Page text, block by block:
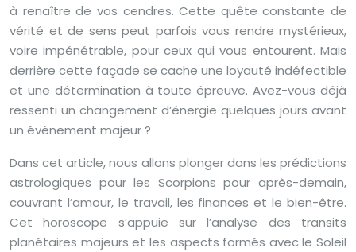
à renaître de vos cendres. Cette quête constante de
vérité et de sens peut parfois vous rendre mystérieux,
voire impénétrable, pour ceux qui vous entourent. Mais
derrière cette façade se cache une loyauté indéfectible
et une détermination à toute épreuve. Avez-vous déjà
ressenti un changement d’énergie quelques jours avant
un événement majeur ?
Dans cet article, nous allons plonger dans les prédictions
astrologiques pour les Scorpions pour après-demain,
couvrant l’amour, le travail, les finances et le bien-être.
Cet horoscope s’appuie sur l’analyse des transits
planétaires majeurs et les aspects formés avec le Soleil